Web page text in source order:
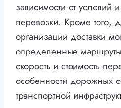
зависимости от условий
перевозки. Кроме того,
организации доставки
определенные
скорость и стоимость
особенности дорожных
транспортной